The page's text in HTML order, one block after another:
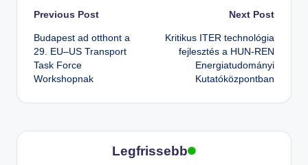
Post
navigation
Previous Post
Budapest ad otthont a
29. EU–US Transport
Task Force
Workshopnak
Next Post
Kritikus ITER technológia
fejlesztés a HUN-REN
Energiatudományi
Kutatóközpontban
Legfrissebb